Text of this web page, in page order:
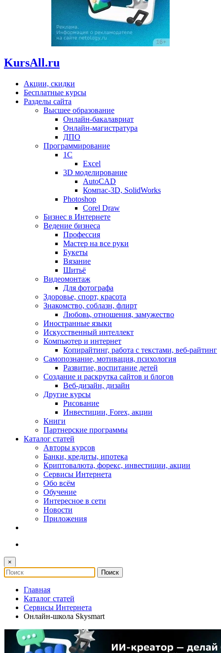
KursAll.ru
Акции, скидки
Бесплатные курсы
Разделы сайта
Высшее образование
Онлайн-бакалавриат
Онлайн-магистратура
ДПО
Программирование
1С
Excel
3D моделирование
AutoCAD
Компас-3D, SolidWorks
Photoshop
Corel Draw
Бизнес в Интернете
Ведение бизнеса
Профессия
Мастер на все руки
Букеты
Вязание
Шитьё
Видеомонтаж
Для фотографа
Здоровье, спорт, красота
Знакомство, соблазн, флирт
Любовь, отношения, замужество
Иностранные языки
Искусственный интеллект
Компьютер и интернет
Копирайтинг, работа с текстами, веб-райтинг
Самопознание, мотивация, психология
Развитие, воспитание детей
Создание и раскрутка сайтов и блогов
Веб-дизайн, дизайн
Другие курсы
Рисование
Инвестиции, Forex, акции
Книги
Партнерские программы
Каталог статей
Авторы курсов
Банки, кредиты, ипотека
Криптовалюта, форекс, инвестиции, акции
Сервисы Интернета
Обо всём
Обучение
Интересное в сети
Новости
Приложения
×
Главная
Каталог статей
Сервисы Интернета
Онлайн-школа Skysmart